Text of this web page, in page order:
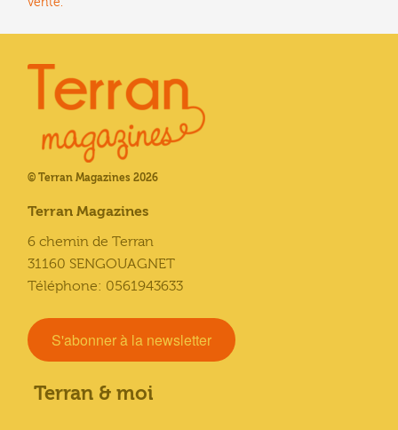
© Terran Magazines 2026
Terran Magazines
6 chemin de Terran
31160 SENGOUAGNET
Téléphone: 0561943633
S'abonner à la newsletter
Terran & moi